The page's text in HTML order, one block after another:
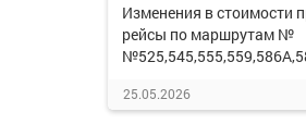
Изменения в стоимости
рейсы по маршрутам №
25.05.2026